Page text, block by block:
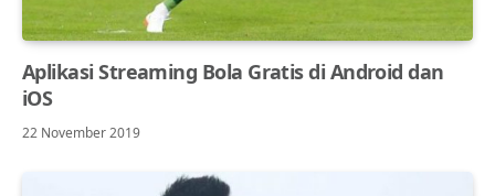
Aplikasi Streaming Bola Gratis di Android dan
iOS
22 November 2019